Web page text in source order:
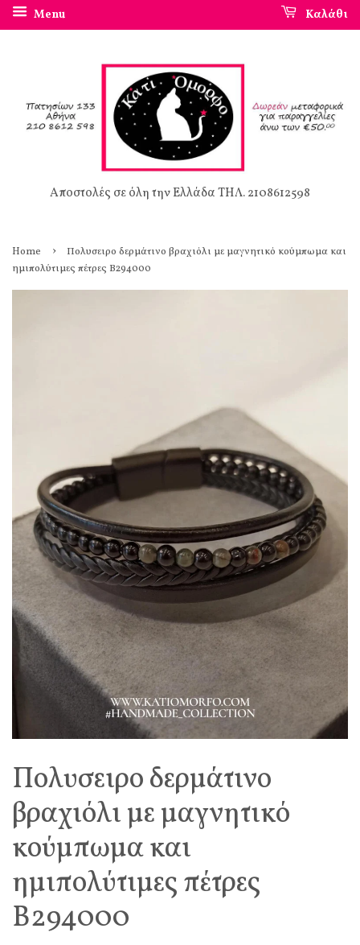
Menu Καλάθι
Αποστολές σε όλη την Ελλάδα ΤΗΛ. 2108612598
Home ›
Πολυσειρο δερμάτινο βραχιόλι με μαγνητικό κούμπωμα και
ημιπολύτιμες πέτρες Β294000
Πολυσειρο δερμάτινο
βραχιόλι με μαγνητικό
κούμπωμα και
ημιπολύτιμες πέτρες
Β294000